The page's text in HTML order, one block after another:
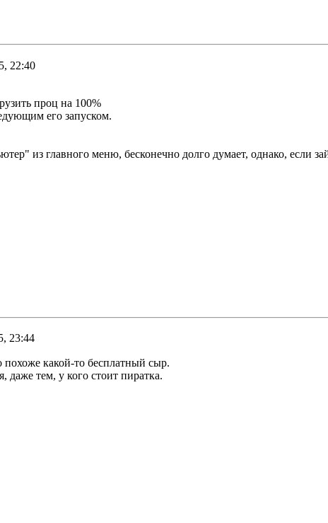
22:40
проц на 100%
его запуском.
из главного меню, бесконечно долго думает, однако, если
23:44
похоже какой-то бесплатный сыр.
даже тем, у кого стоит пиратка.